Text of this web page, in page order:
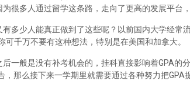
很多人通过留学这条路，走向了更高的发展平台
多少人能真正做到了这些呢？以前国内大学经常
可千万不要有这种想法，特别是在美国和加拿大。
一般是没有补考机会的，挂科直接影响着GPA的
，那么接下来一学期里就需要通过各种努力把GPA